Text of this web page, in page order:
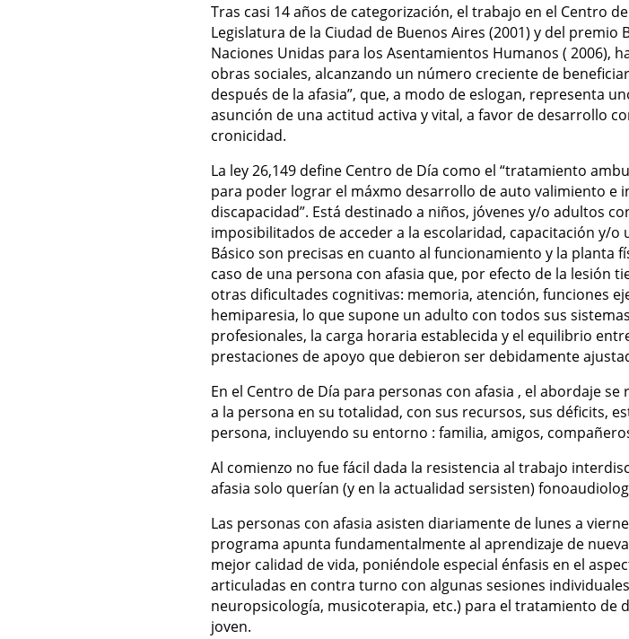
Tras casi 14 años de categorización, el trabajo en el Centro
Legislatura de la Ciudad de Buenos Aires (2001) y del premio
Naciones Unidas para los Asentamientos Humanos ( 2006),
obras sociales, alcanzando un número creciente de
después de la afasia”, que, a modo de eslogan, representa
asunción de una actitud activa y vital, a favor de desarrollo
cronicidad.
La ley 26,149 define Centro de Día como el “tratamiento
para poder lograr el máxmo desarrollo de auto valimiento e
discapacidad”. Está destinado a niños, jóvenes y/o adultos
imposibilitados de acceder a la escolaridad, capacitación y/
Básico son precisas en cuanto al funcionamiento y la planta
caso de una persona con afasia que, por efecto de la lesión
otras dificultades cognitivas: memoria, atención, funciones
hemiparesia, lo que supone un adulto con todos sus
profesionales, la carga horaria establecida y el equilibrio
prestaciones de apoyo que debieron ser debidamente
En el Centro de Día para personas con afasia , el abordaje
a la persona en su totalidad, con sus recursos, sus déficits,
persona, incluyendo su entorno : familia, amigos,
Al comienzo no fue fácil dada la resistencia al trabajo
afasia solo querían (y en la actualidad sersisten)
Las personas con afasiaasisten diariamente de lunes a
programa apunta fundamentalmente al aprendizaje de
mejor calidad de vida, poniéndole especial énfasis en el
articuladas en contra turno con algunas sesiones
neuropsicología, musicoterapia, etc.) para el tratamiento de
joven.